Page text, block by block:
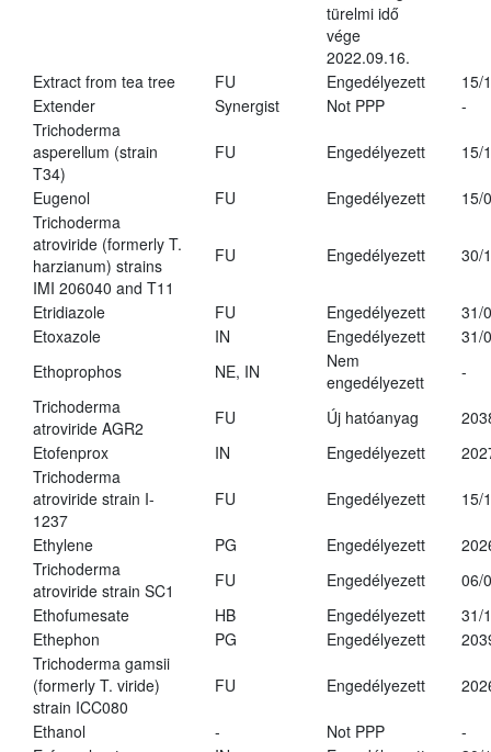
türelmi idő
vége
2022.09.16.
Extract from tea tree FU Engedélyezett
15/
Extender
Synergist Not PPP
-
Trichoderma
asperellum (strain
T34)
FU Engedélyezett 15/
Eugenol FU Engedélyezett
15/
Trichoderma
atroviride (formerly T.
harzianum) strains
IMI 206040 and T11
FU Engedélyezett 30/
Etridiazole FU Engedélyezett
31/
Etoxazole
IN Engedélyezett
31/
Ethoprophos
NE, IN
Nem
engedélyezett
-
Trichoderma
atroviride AGR2
FU Új hatóanyag
Etofenprox
IN Engedélyezett
Trichoderma
atroviride strain I-
1237
FU Engedélyezett 15/
Ethylene PG Engedélyezett
Trichoderma
atroviride strain SC1
FU Engedélyezett
06/
Ethofumesate
HB Engedélyezett
31/
Ethephon
PG Engedélyezett
Trichoderma gamsii
(formerly T. viride)
strain ICC080
FU Engedélyezett
Ethanol - Not PPP
-